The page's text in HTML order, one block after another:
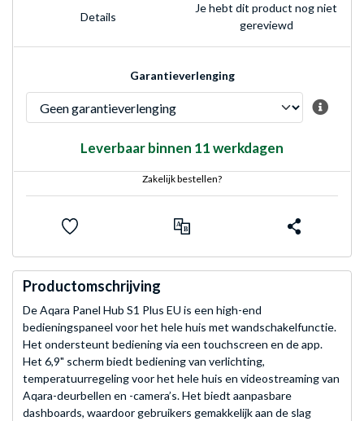
Details
Je hebt dit product nog niet
gereviewd
Garantieverlenging
Leverbaar binnen 11 werkdagen
Zakelijk bestellen?
Productomschrijving
De Aqara Panel Hub S1 Plus EU is een high-end
bedieningspaneel voor het hele huis met wandschakelfunctie.
Het ondersteunt bediening via een touchscreen en de app.
Het 6,9" scherm biedt bediening van verlichting,
temperatuurregeling voor het hele huis en videostreaming van
Aqara-deurbellen en -camera’s. Het biedt aanpasbare
dashboards, waardoor gebruikers gemakkelijk aan de slag